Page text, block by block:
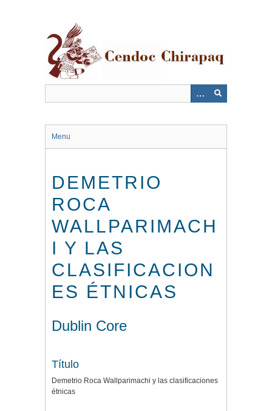
Menu
DEMETRIO
ROCA
WALLPARIMACH
I Y LAS
CLASIFICACION
ES ÉTNICAS
Dublin Core
Título
Demetrio Roca Wallparimachi y las clasificaciones
étnicas